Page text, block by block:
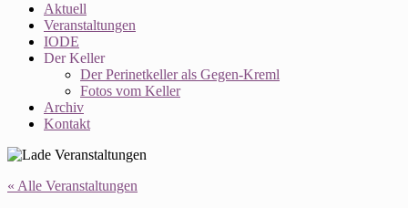
Aktuell
Veranstaltungen
IODE
Der Keller
Der Perinetkeller als Gegen-Kreml
Fotos vom Keller
Archiv
Kontakt
« Alle Veranstaltungen